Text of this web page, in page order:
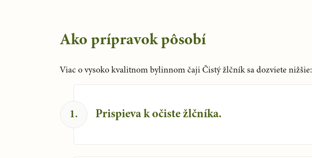
Ako prípravok pôsobí
Viac o vysoko kvalitnom bylinnom čaji Čistý žlčník sa dozviete nižšie:
1. Prispieva k očiste žlčníka.